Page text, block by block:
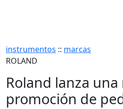
instrumentos :: marcas
ROLAND
Roland lanza una
promoción de